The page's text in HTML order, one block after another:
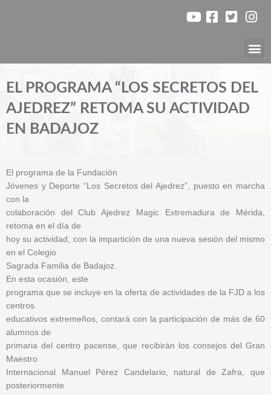
EL PROGRAMA “LOS SECRETOS DEL
AJEDREZ” RETOMA SU ACTIVIDAD
EN BADAJOZ
El programa de la Fundación
Jóvenes y Deporte “Los Secretos del Ajedrez”, puesto en marcha
con la
colaboración del Club Ajedrez Magic Extremadura de Mérida,
retoma en el día de
hoy su actividad, con la impartición de una nueva sesión del mismo
en el Colegio
Sagrada Familia de Badajoz.
En esta ocasión, este
programa que se incluye en la oferta de actividades de la FJD a los
centros
educativos extremeños, contará con la participación de más de 60
alumnos de
primaria del centro pacense, que recibirán los consejos del Gran
Maestro
Internacional Manuel Pérez Candelario, natural de Zafra, que
posteriormente